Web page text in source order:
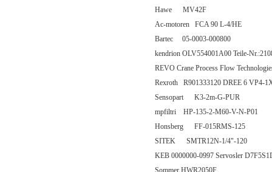
Hawe MV42F
Ac-motoren FCA 90 L-4/HE
Bartec 05-0003-000800
kendrion OLV554001A00 Teile-
REVO Crane Process Flow
Rexroth R901333120 DREE 6 VP4-
Sensopart K3-2m-G-PUR
mpfiltri HP-135-2-M60-V-N-P01
Honsberg FF-015RMS-125
SITEK SMTR12N-1/4"-120
KEB 0000000-0997 Servosler
Sommer HWR2050F